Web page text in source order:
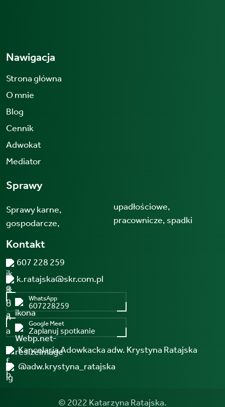
Nawigacja
Strona główna
O mnie
Blog
Cennik
Adwokat
Mediator
Sprawy
Sprawy karne,
gospodarcze,
upadłościowe,
pracownicze, spadki
Kontakt
607 228 259
k.ratajska@skr.com.pl
WhatsApp
607228259
Google Meet
Zaplanuj spotkanie
Kancelaria Adowkacka adw. Krystyna Ratajska
@adw.krystyna_ratajska
© 2022 Katarzyna Ratajska.